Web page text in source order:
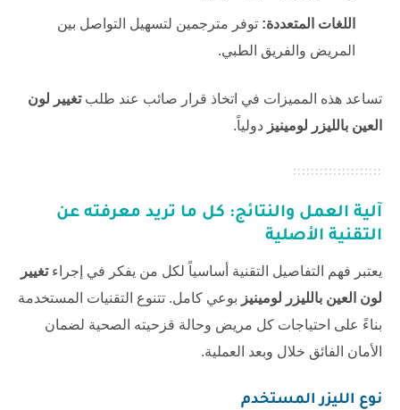
اللغات المتعددة: توفر مترجمين لتسهيل التواصل بين
المريض والفريق الطبي.
تساعد هذه المميزات في اتخاذ قرار صائب عند طلبتغيير لون
العين بالليزر لومينيز دولياً.
آلية العمل والنتائج: كل ما تريد معرفته عن
التقنية الأصلية
يعتبر فهم التفاصيل التقنية أساسياً لكل من يفكر في إجراءتغيير
لون العين بالليزر لومينيز بوعي كامل. تتنوع التقنيات المستخدمة
بناءً على احتياجات كل مريض وحالة قزحيته الصحية لضمان
الأمان الفائق خلال وبعد العملية.
نوع الليزر المستخدم